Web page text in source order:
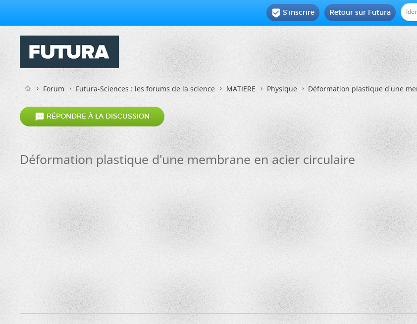
Retour sur Futura
 S'inscrire
Forum Futura-Sciences : les forums de la science MATIERE Physique Déformation plastique d'une
 RÉPONDRE À LA DISCUSSION
Déformation plastique d'une membrane en acier circulaire